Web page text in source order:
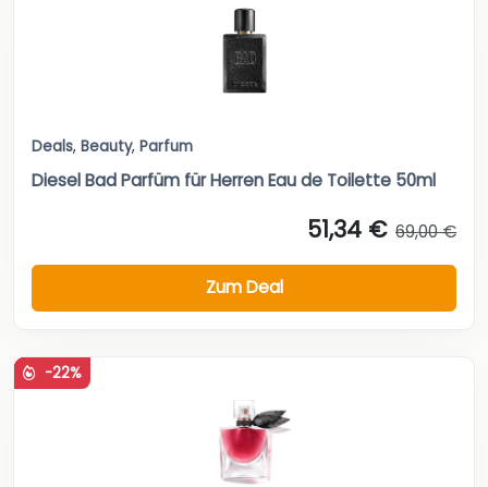
Deals, Beauty, Parfum
Diesel Bad Parfüm für Herren Eau de Toilette 50ml
51,34 € 69,00 €
Zum Deal
-22%